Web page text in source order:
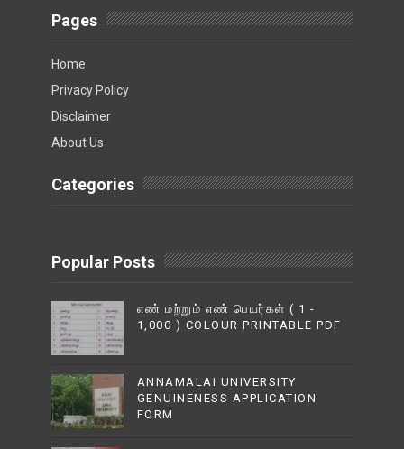
Pages
Home
Privacy Policy
Disclaimer
About Us
Categories
Popular Posts
எண் மற்றும் எண் பெயர்கள் ( 1 -
1,000 ) COLOUR PRINTABLE PDF
ANNAMALAI UNIVERSITY
GENUINENESS APPLICATION
FORM